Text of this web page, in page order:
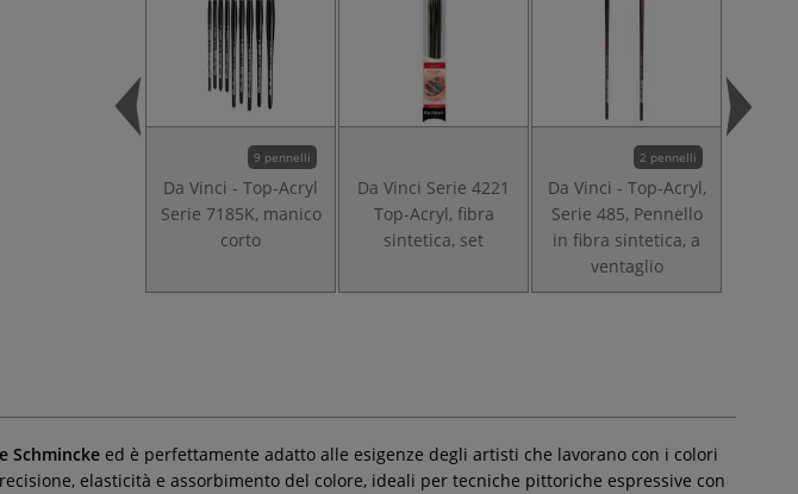
9 pennelli
Da Vinci - Top-Acryl
Serie 7185K, manico
corto
Da Vinci Serie 4221
Top-Acryl, fibra
sintetica, set
2 pennelli
Da Vinci - Top-Acryl,
Serie 485, Pennello
in fibra sintetica, a
ventaglio
Schmincke ed è perfettamente adatto alle esigenze degli artisti che lavorano con i colori
elasticità e assorbimento del colore, ideali per tecniche pittoriche espressive con